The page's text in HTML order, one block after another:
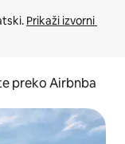
Prikaži izvorni
preko Airbnba